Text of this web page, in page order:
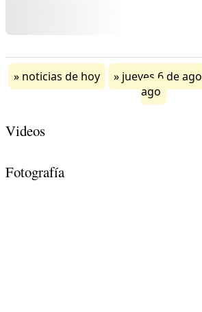
noticias de hoy jueves 6 de ago
ago
Videos
Fotografía